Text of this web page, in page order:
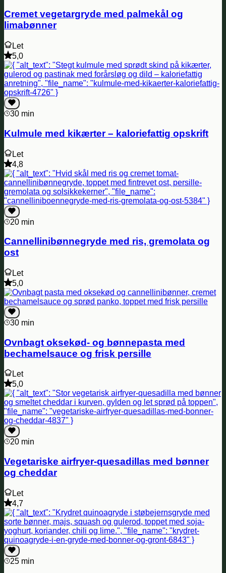
Cremet vegetargryde med palmekål og
limabønner
Let
5,0
30 min
Kulmule med kikærter – kaloriefattig opskrift
Let
4,8
20 min
Cannellinibønnegryde med ris, gremolata og
ost
Let
5,0
30 min
Ovnbagt oksekød- og bønnepasta med
bechamelsauce og frisk persille
Let
5,0
20 min
Vegetariske airfryer-quesadillas med bønner
og cheddar
Let
4,7
25 min